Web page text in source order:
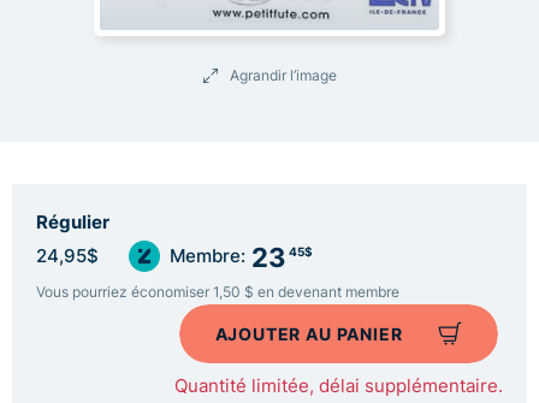
Agrandir l’image
Régulier
24,95$ Membre: 23 45$
Vous pourriez économiser 1,50 $ en devenant membre
AJOUTER AU PANIER
Quantité limitée, délai supplémentaire.